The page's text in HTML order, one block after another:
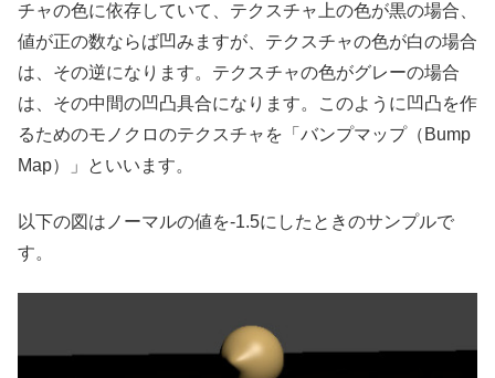
チャの色に依存していて、テクスチャ上の色が黒の場合、
値が正の数ならば凹みますが、テクスチャの色が白の場合
は、その逆になります。テクスチャの色がグレーの場合
は、その中間の凹凸具合になります。このように凹凸を作
るためのモノクロのテクスチャを「バンプマップ（Bump
Map）」といいます。
以下の図はノーマルの値を-1.5にしたときのサンプルで
す。